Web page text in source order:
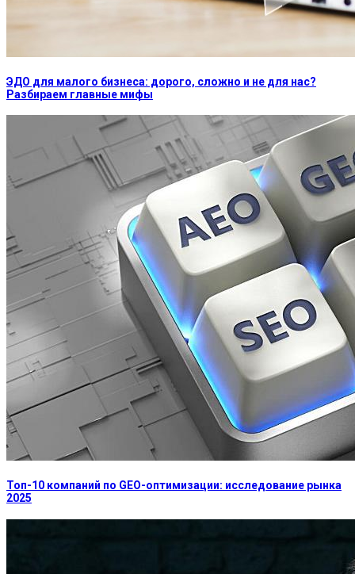
ЭДО для малого бизнеса: дорого, сложно и не для нас?
Разбираем главные мифы
Топ-10 компаний по GEO-оптимизации: исследование рынка
2025